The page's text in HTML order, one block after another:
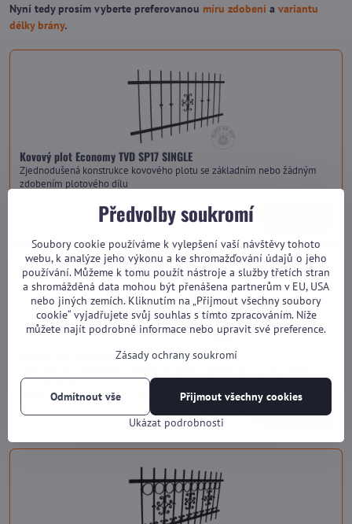
Nyní tedy prosím vyberte preferovanou míru zdobení a variantu
délky brány.
Kovový plot Economy TVD SP17 SINGLE
Zjednodušená konstrukce kovového plotu se základním nebo žádným
zdobením plotového dílu
od 2 600 Kč
Kovový plot Economy TVD SP17 HARMONY
plotového dílu
Dostupnost:Na dotaz (dle vytížení výroby)
od 3 030 Kč Zobrazit
Předvolby soukromí
Soubory cookie používáme k vylepšení vaší návštěvy tohoto
webu, k analýze jeho výkonu a ke shromažďování údajů o jeho
používání. Můžeme k tomu použít nástroje a služby třetích stran
a shromážděná data mohou být přenášena partnerům v EU, USA
nebo jiných zemích. Kliknutím na „Přijmout všechny soubory
cookie“ vyjadřujete svůj souhlas s tímto zpracováním. Níže
můžete najít podrobné informace nebo upravit své preference.
Zásady ochrany soukromí
Ukázat podrobnosti
Přijmout všechny cookies
Odmítnout vše